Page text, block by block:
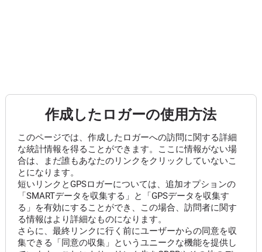
作成したロガーの使用方法
このページでは、作成したロガーへの訪問に関する詳細
な統計情報を得ることができます。ここに情報がない場
合は、まだ誰もあなたのリンクをクリックしていないこ
とになります。
短いリンクとGPSロガーについては、追加オプションの
「SMARTデータを収集する」と「GPSデータを収集す
る」を有効にすることができ、この場合、訪問者に関す
る情報はより詳細なものになります。
さらに、最終リンクに行く前にユーザーからの同意を収
集できる「同意の収集」というユニークな機能を提供し